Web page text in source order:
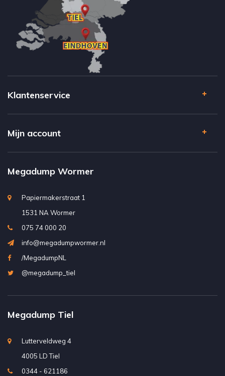
Klantenservice
Mijn account
Megadump Wormer
Papiermakerstraat 1
1531 NA Wormer
075 74 000 20
info@megadumpwormer.nl
/MegadumpNL
@megadump_tiel
Megadump Tiel
Lutterveldweg 4
4005 LD Tiel
0344 - 621186